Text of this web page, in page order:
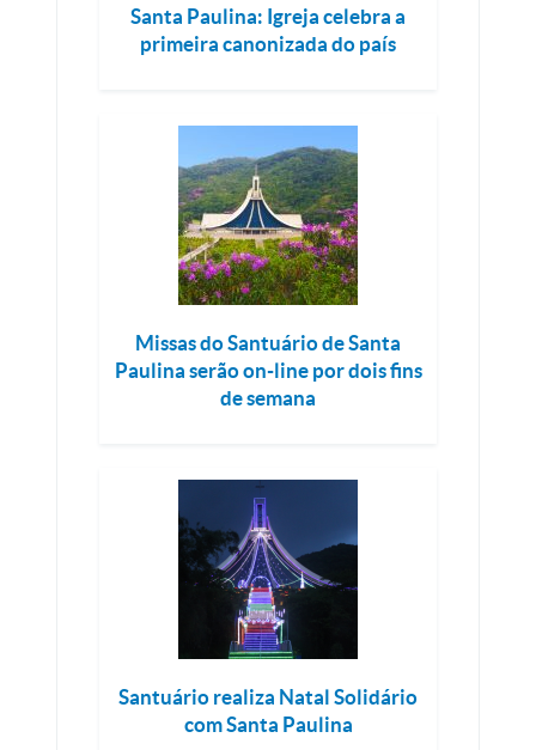
Santa Paulina: Igreja celebra a
primeira canonizada do país
Missas do Santuário de Santa
Paulina serão on-line por dois fins
de semana
Santuário realiza Natal Solidário
com Santa Paulina